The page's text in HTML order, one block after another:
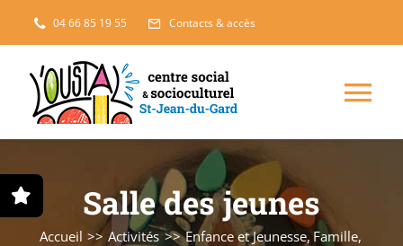
Passer
au
contenu
04 66 85 19 55 Contacts & accès
Projets solidairesSalle des jeunes
Accueil Activités Enfance et Jeunesse Famille